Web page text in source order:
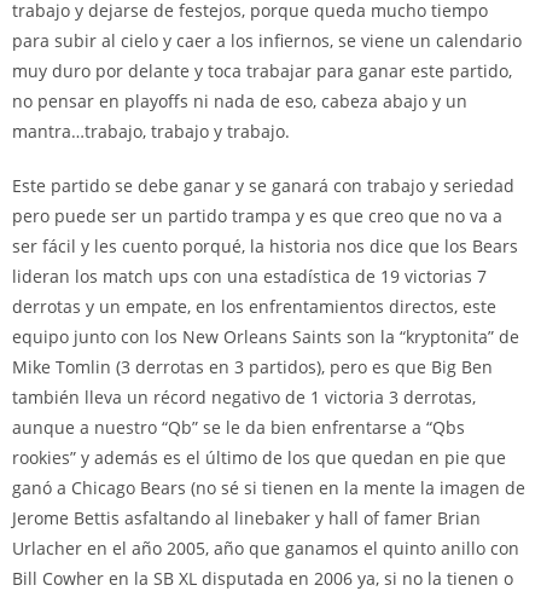
trabajo y dejarse de festejos, porque queda mucho tiempo
para subir al cielo y caer a los infiernos, se viene un calendario
muy duro por delante y toca trabajar para ganar este partido,
no pensar en playoffs ni nada de eso, cabeza abajo y un
mantra…trabajo, trabajo y trabajo.
Este partido se debe ganar y se ganará con trabajo y seriedad
pero puede ser un partido trampa y es que creo que no va a
ser fácil y les cuento porqué, la historia nos dice que los Bears
lideran los match ups con una estadística de 19 victorias 7
derrotas y un empate, en los enfrentamientos directos, este
equipo junto con los New Orleans Saints son la “kryptonita” de
Mike Tomlin (3 derrotas en 3 partidos), pero es que Big Ben
también lleva un récord negativo de 1 victoria 3 derrotas,
aunque a nuestro “Qb” se le da bien enfrentarse a “Qbs
rookies” y además es el último de los que quedan en pie que
ganó a Chicago Bears (no sé si tienen en la mente la imagen de
Jerome Bettis asfaltando al linebaker y hall of famer Brian
Urlacher en el año 2005, año que ganamos el quinto anillo con
Bill Cowher en la SB XL disputada en 2006 ya, si no la tienen o